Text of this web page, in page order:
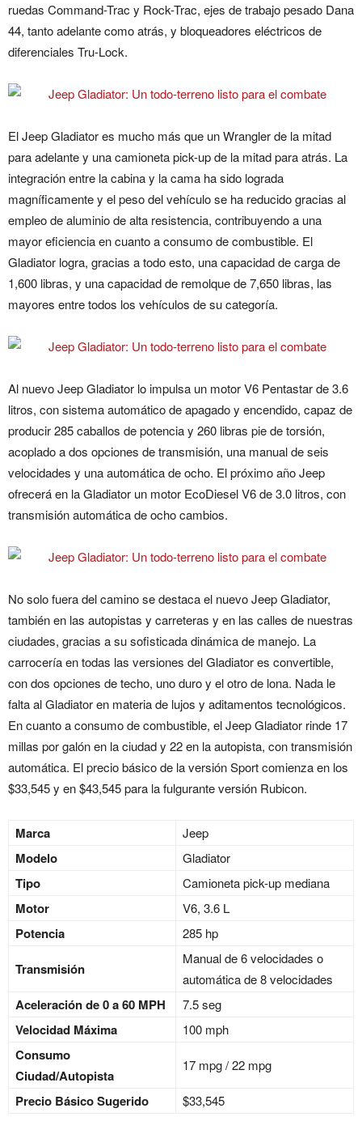
ruedas Command-Trac y Rock-Trac, ejes de trabajo pesado Dana
44, tanto adelante como atrás, y bloqueadores eléctricos de
diferenciales Tru-Lock.
El Jeep Gladiator es mucho más que un Wrangler de la mitad
para adelante y una camioneta pick-up de la mitad para atrás. La
integración entre la cabina y la cama ha sido lograda
magníficamente y el peso del vehículo se ha reducido gracias al
empleo de aluminio de alta resistencia, contribuyendo a una
mayor eficiencia en cuanto a consumo de combustible. El
Gladiator logra, gracias a todo esto, una capacidad de carga de
1,600 libras, y una capacidad de remolque de 7,650 libras, las
mayores entre todos los vehículos de su categoría.
Al nuevo Jeep Gladiator lo impulsa un motor V6 Pentastar de 3.6
litros, con sistema automático de apagado y encendido, capaz de
producir 285 caballos de potencia y 260 libras pie de torsión,
acoplado a dos opciones de transmisión, una manual de seis
velocidades y una automática de ocho. El próximo año Jeep
ofrecerá en la Gladiator un motor EcoDiesel V6 de 3.0 litros, con
transmisión automática de ocho cambios.
No solo fuera del camino se destaca el nuevo Jeep Gladiator,
también en las autopistas y carreteras y en las calles de nuestras
ciudades, gracias a su sofisticada dinámica de manejo. La
carrocería en todas las versiones del Gladiator es convertible,
con dos opciones de techo, uno duro y el otro de lona. Nada le
falta al Gladiator en materia de lujos y aditamentos tecnológicos.
En cuanto a consumo de combustible, el Jeep Gladiator rinde 17
millas por galón en la ciudad y 22 en la autopista, con transmisión
automática. El precio básico de la versión Sport comienza en los
$33,545 y en $43,545 para la fulgurante versión Rubicon.
Marca Jeep
Modelo Gladiator
Tipo Camioneta pick-up mediana
Motor V6, 3.6 L
Potencia 285 hp
Transmisión
Manual de 6 velocidades o
automática de 8 velocidades
Aceleración de 0 a 60 MPH 7.5 seg
Velocidad Máxima 100 mph
Consumo
Ciudad/Autopista
17 mpg / 22 mpg
Precio Básico Sugerido $33,545